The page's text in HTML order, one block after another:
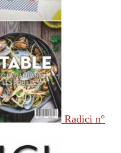
Radici n°